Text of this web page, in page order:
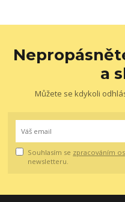
a
Můžete se kdykoli
Souhlasím se zpracováním
newsletteru.